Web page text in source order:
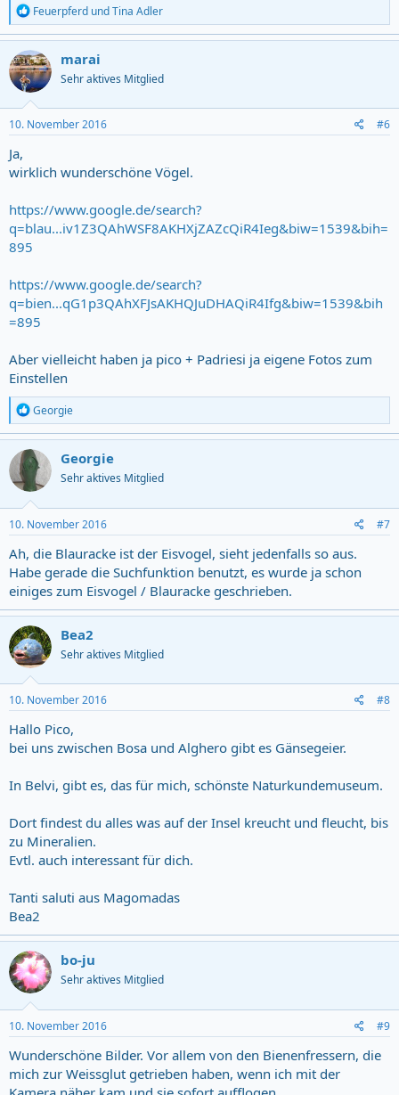
R
e
a
c
t
i
o
n
s
:
Feuerpferd undTina Adler
marai
Sehr aktives Mitglied
10. November 2016 #6
Ja,
wirklich wunderschöne Vögel.
https://www.google.de/search?
q=blau...iv1Z3QAhWSF8AKHXjZAZcQiR4Ieg&biw=1539&bih=
895
https://www.google.de/search?
q=bien...qG1p3QAhXFJsAKHQJuDHAQiR4Ifg&biw=1539&bih
=895
Aber vielleicht haben ja pico + Padriesi ja eigene Fotos zum
Einstellen
R
e
a
c
t
o
n
s
:
Georgie
Georgie
Sehr aktives Mitglied
10. November 2016 #7
Ah, die Blauracke ist der Eisvogel, sieht jedenfalls so aus.
Habe gerade die Suchfunktion benutzt, es wurde ja schon
einiges zum Eisvogel / Blauracke geschrieben.
Bea2
Sehr aktives Mitglied
10. November 2016 #8
Hallo Pico,
bei uns zwischen Bosa und Alghero gibt es Gänsegeier.
In Belvi, gibt es, das für mich, schönste Naturkundemuseum.
Dort findest du alles was auf der Insel kreucht und fleucht, bis
zu Mineralien.
Evtl. auch interessant für dich.
Tanti saluti aus Magomadas
Bea2
bo-ju
Sehr aktives Mitglied
10. November 2016 #9
Wunderschöne Bilder. Vor allem von den Bienenfressern, die
mich zur Weissglut getrieben haben, wenn ich mit der